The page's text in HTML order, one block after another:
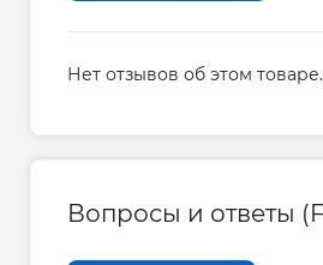
Нет отзывов об этом товаре.
Вопросы и ответы